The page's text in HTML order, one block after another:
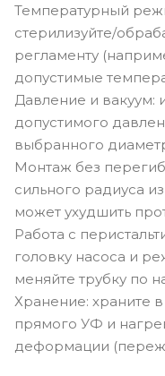
Температурный
стерилизуйте/
регламенту
допустимые
Давление и вакуум:
допустимого
выбранного
Монтаж без
сильного радиуса
может ухудшить
Работа с
головку насоса и
меняйте трубку по
Хранение: храните
прямого УФ и
деформации